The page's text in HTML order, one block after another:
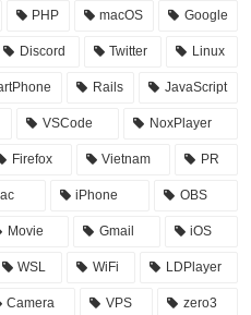
PHP macOS Google
Discord Twitter Linux
Rails JavaScript
VSCode NoxPlayer
Firefox Vietnam PR
iPhone OBS
Movie Gmail iOS
WSL WiFi LDPlayer
Camera VPS zero3